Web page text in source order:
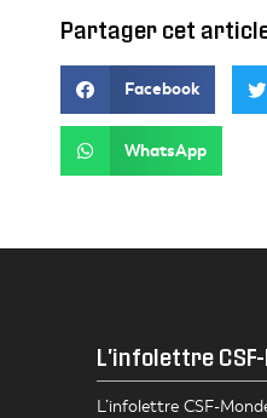
Partager cet
Facebook
WhatsApp
L'infolettre
L’infolettre CSF-